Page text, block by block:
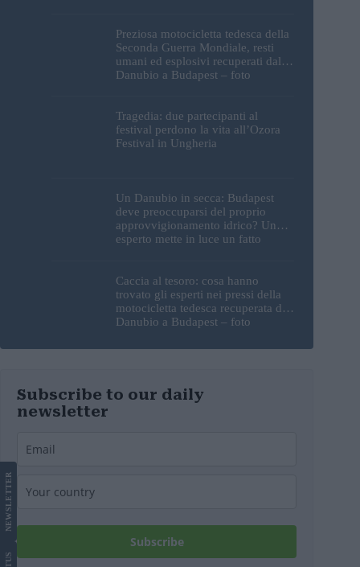
Preziosa motocicletta tedesca della
Seconda Guerra Mondiale, resti
umani ed esplosivi recuperati dal
Danubio a Budapest – foto
Tragedia: due partecipanti al
festival perdono la vita all’Ozora
Festival in Ungheria
Un Danubio in secca: Budapest
deve preoccuparsi del proprio
approvvigionamento idrico? Un
esperto mette in luce un fatto
Caccia al tesoro: cosa hanno
trovato gli esperti nei pressi della
motocicletta tedesca recuperata dal
Danubio a Budapest – foto
Subscribe to our daily
newsletter
Subscribe
US
NEWS
LETTER